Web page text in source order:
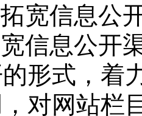
拓宽信息公
信息公开
形式，着
对网站栏